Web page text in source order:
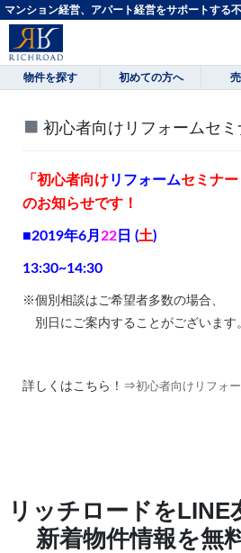
マンション経営、アパート経営をサポートする
物件を探す 初めての方へ
初心者向けリフォームセ
「初心者向けリフォームセミナ
のお知らせです！
■2019年6月 22 日 (土)
13:30~14:30
※個別相談はご希望者多数の場合、
別日にご案内することがございます
詳しくはこちら！⇒初心者向けリフォ
リッチロードをLINE
新着物件情報を無